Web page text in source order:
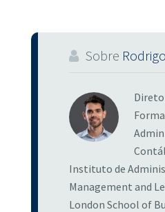
Sobre
Instituto de
Management and
London School of